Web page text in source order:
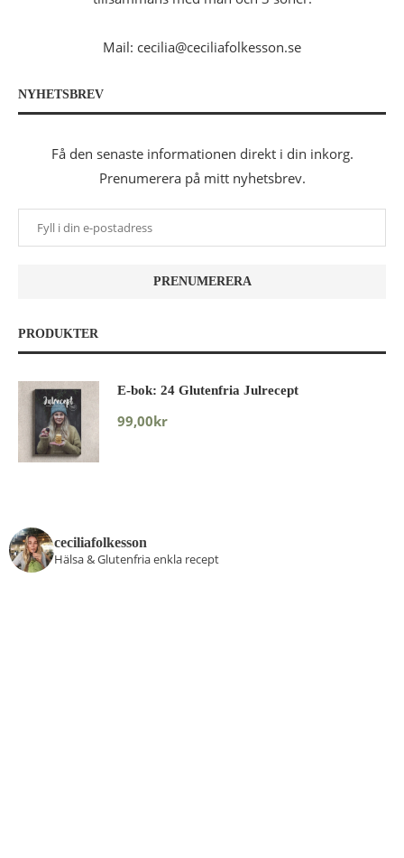
Mail: cecilia@ceciliafolkesson.se
NYHETSBREV
Få den senaste informationen direkt i din inkorg.
Prenumerera på mitt nyhetsbrev.
PRODUKTER
E-bok: 24 Glutenfria Julrecept
99,00kr
ceciliafolkesson
Hälsa & Glutenfria enkla recept